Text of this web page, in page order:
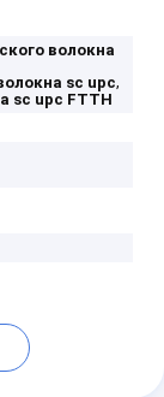
волокна
sc upc,
sc upc FTTH